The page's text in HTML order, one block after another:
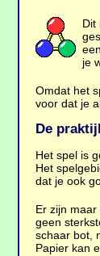
Dit
je
Omdat het
voor dat je
De
Het spel is
Het
dat je ook
Er zijn
geen
schaar bot,
Papier kan